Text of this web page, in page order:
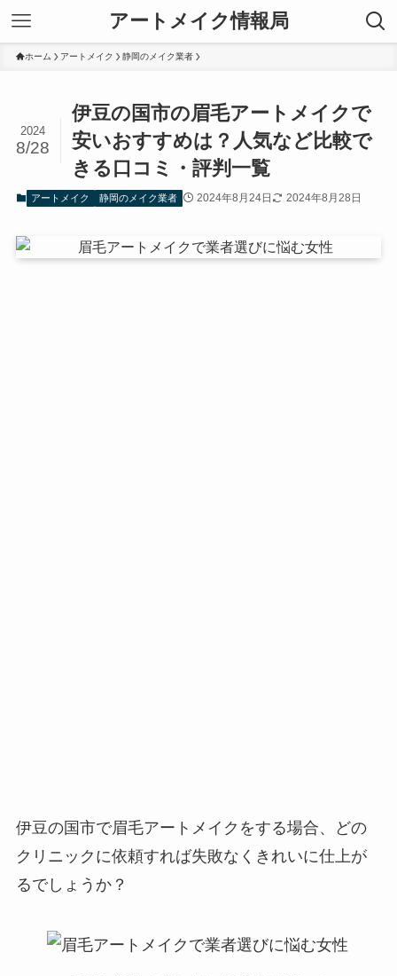
アートメイク情報局
ホーム アートメイク 静岡のメイク業者
伊豆の国市の眉毛アートメイクで
安いおすすめは？人気など比較で
きる口コミ・評判一覧
2024
8/28
アートメイク 静岡のメイク業者 2024年8月24日 2024年8月28日
伊豆の国市で眉毛アートメイクをする場合、
どの
クリニックに依頼すれば失敗なくきれいに仕上が
るでしょうか？